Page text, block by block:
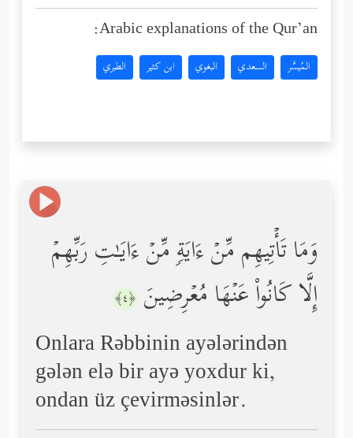
Arabic explanations of the Qur’an:
المُيسَّر السعدي البغوي ابن كثير الطبري
وَمَا تَأۡتِیهِم مِّنۡ ءَایَةࣲ مِّنۡ ءَایَـٰتِ رَبِّهِمۡ
إِلَّا كَانُواْ عَنۡهَا مُعۡرِضِینَ ﴿٤﴾
Onlara Rəbbinin ayələrindən
gələn elə bir ayə yoxdur ki,
ondan üz çevirməsinlər.